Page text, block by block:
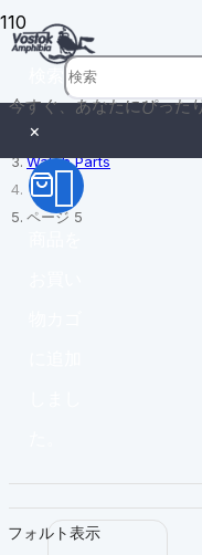
今すぐ、あなたにぴった
×
ホーム
Watch Parts
ページ 5